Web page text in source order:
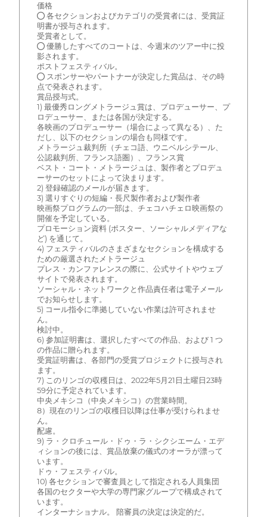
価格
● 各セクションおよびカテゴリの受賞者には、受賞証
明書が授与されます。
受賞者として。
● 優勝したすべてのコートは、今週末のツアー中に投
影されます。
ポストフェスティバル。
● スポンサーやパートナーが決定した賞品は、その時
点で発表されます。
賞品授与式。
1) 最優秀ロングメトラージュ賞は、プロデューサー、プ
ロデューサー、または各国が決定する。
各映画のプロデューサー（場合によって異なる）、た
だし、以下のセクションの場合も同様です。
メトラージュ裁判所（チェコ語、ウニベルシテール、
公認裁判所、フランス語圏）、フランス賞
ベスト・コート・メトラージュは、製作者とプロデュ
ーサーのセットによって決まります。
2) 登録確認のメールが届きます。
3) 選りすぐりの短編・長尺製作者および製作者
映画祭プログラムの一部は、チェコハチェロ映画祭の
開催を予定している。
プロモーション資料 (ポスター、ソーシャルメディアな
ど) を通じて。
4) フェスティバルのさまざまなセクションを構成する
ための厳選されたメトラージュ
プレス・カンファレンスの際に、公式サイトやウェブ
サイトで発表されます。
ソーシャル・ネットワークと作品責任者は電子メール
でお知らせします。
5) コール指令に準拠していない作業は許可されませ
ん。
検討中。
6) 参加証明書は、選択したすべての作品、および 1 つ
の作品に贈られます。
受賞証明書は、各部門の受賞プロジェクトに授与され
ます。
7) このリンゴの収穫日は、2022年5月21日土曜日23時
59分に予定されています。
中央メキシコ（中央メキシコ）の営業時間。
8）現在のリンゴの収穫日以降は仕事が受けられませ
ん。
配慮。
9) ラ・クロチュール・ドゥ・ラ・シクシエーム・エデ
ィションの後には、賞品放棄の儀式のオーラが漂って
います。
ドゥ・フェスティバル。
10) 各セクションで審査員として指定される人員集団
各国のセクターや大学の専門家グループで構成されて
います。
インターナショナル。 陪審員の決定は決定的だ。